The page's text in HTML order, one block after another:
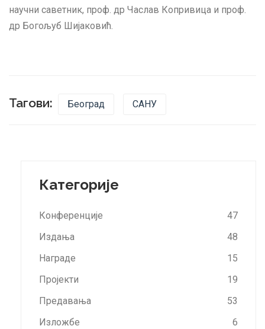
научни саветник, проф. др Часлав Копривица и проф.
др Богољуб Шијаковић.
Тагови: Београд САНУ
Категорије
Конференције
47
Издања
48
Награде
15
Пројекти
19
Предавања
53
Изложбе
6